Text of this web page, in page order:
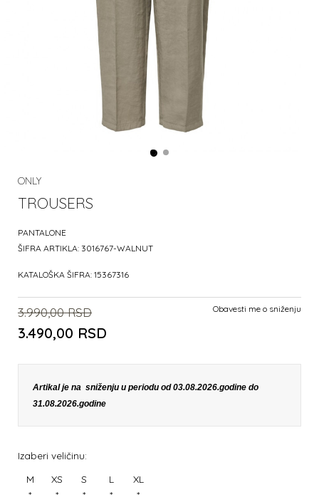
ONLY
TROUSERS
PANTALONE
ŠIFRA ARTIKLA: 3016767-WALNUT
KATALOŠKA ŠIFRA: 15367316
3.990,00 RSD
3.490,00 RSD
Obavesti me o sniženju
Artikal je na sniženju u periodu od 03.08.2026.godine do
31.08.2026.godine
Izaberi veličinu:
M
*
XS
*
S
*
L
*
XL
*